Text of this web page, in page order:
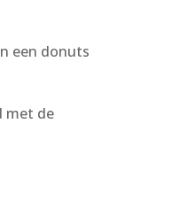
een donuts
met de